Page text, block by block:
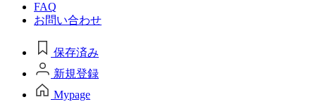
FAQ
お問い合わせ
保存済み
新規登録
Mypage